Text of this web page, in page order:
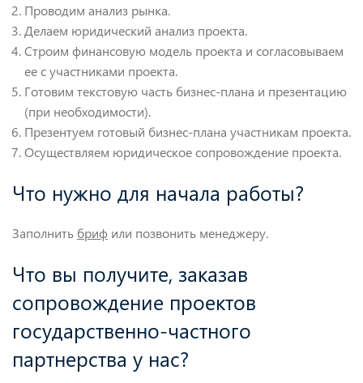
Проводим анализ рынка.
Делаем юридический анализ проекта.
Строим финансовую модель проекта и согласовываем
ее с участниками проекта.
Готовим текстовую часть бизнес-плана и презентацию
(при необходимости).
Презентуем готовый бизнес-плана участникам проекта.
Осуществляем юридическое сопровождение проекта.
Что нужно для начала работы?
Заполнить бриф или позвонить менеджеру.
Что вы получите, заказав
сопровождение проектов
государственно-частного
партнерства у нас?